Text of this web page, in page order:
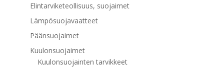
Elintarviketeollisuus, suojaimet
Lämpösuojavaatteet
Päänsuojaimet
Kuulonsuojaimet
Kuulonsuojainten tarvikkeet